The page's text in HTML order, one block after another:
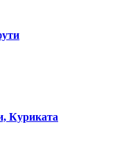
Куриката